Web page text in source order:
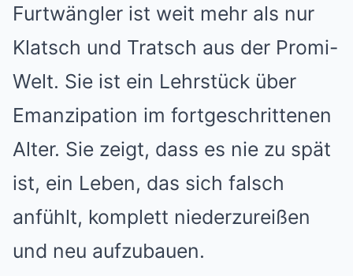
Furtwängler ist weit mehr als nur
Klatsch und Tratsch aus der Promi-
Welt. Sie ist ein Lehrstück über
Emanzipation im fortgeschrittenen
Alter. Sie zeigt, dass es nie zu spät
ist, ein Leben, das sich falsch
anfühlt, komplett niederzureißen
und neu aufzubauen.